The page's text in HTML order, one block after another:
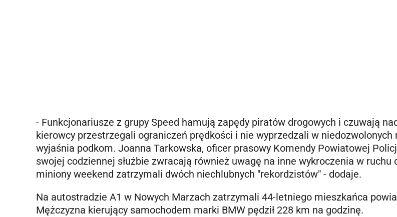
- Funkcjonariusze z grupy Speed hamują zapędy piratów drogowych i czuwają
kierowcy przestrzegali ograniczeń prędkości i nie wyprzedzali w niedozwolonych
wyjaśnia podkom. Joanna Tarkowska, oficer prasowy Komendy Powiatowej
swojej codziennej służbie zwracają również uwagę na inne wykroczenia w ruchu
miniony weekend zatrzymali dwóch niechlubnych "rekordzistów" - dodaje.
Na autostradzie A1 w Nowych Marzach zatrzymali 44-letniego mieszkańca
Mężczyzna kierujący samochodem marki BMW pędził 228 km na godzinę.